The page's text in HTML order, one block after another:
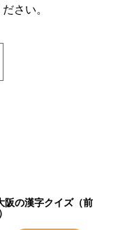
さい。
阪の漢字クイズ（前